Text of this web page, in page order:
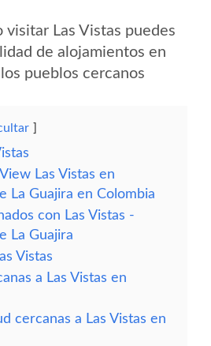
visitar Las Vistas puedes
de alojamientos en
pueblos cercanos
Las Vistas en
La Guajira en Colombia
con Las Vistas -
La Guajira
Vistas
a Las Vistas en
cercanas a Las Vistas en